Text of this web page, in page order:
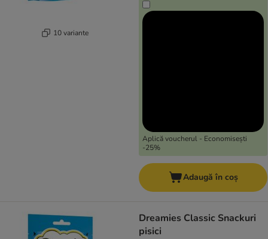
10 variante
Aplică voucherul - Economisești
-25%
Adaugă în coș
Dreamies Classic Snackuri
pisici